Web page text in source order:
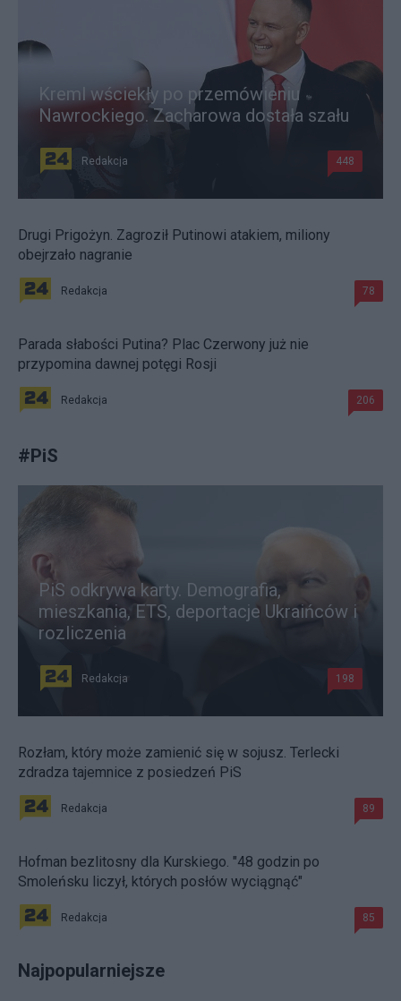
Kreml wściekły po przemówieniu
Nawrockiego. Zacharowa dostała szału
Redakcja 448
Drugi Prigożyn. Zagroził Putinowi atakiem, miliony
obejrzało nagranie
Redakcja 78
Parada słabości Putina? Plac Czerwony już nie
przypomina dawnej potęgi Rosji
Redakcja 206
#PiS
PiS odkrywa karty. Demografia,
mieszkania, ETS, deportacje Ukraińców i
rozliczenia
Redakcja 198
Rozłam, który może zamienić się w sojusz. Terlecki
zdradza tajemnice z posiedzeń PiS
Redakcja 89
Hofman bezlitosny dla Kurskiego. "48 godzin po
Smoleńsku liczył, których posłów wyciągnąć"
Redakcja 85
Najpopularniejsze